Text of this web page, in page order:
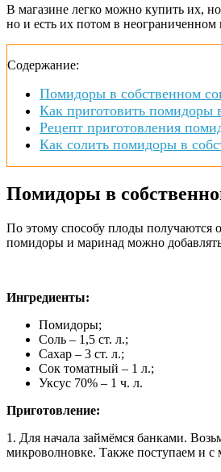
В магазине легко можно купить их,
но и есть их потом в
Содержание:
Помидоры в собственном
Как приготовить помидоры
Рецепт приготовления
Как солить помидоры в
Помидоры в
По этому способу плоды получаются
помидоры и маринад можно
Ингредиенты:
Помидоры;
Соль – 1,5 ст. л.;
Сахар – 3 ст. л.;
Сок томатный – 1 л.;
Уксус 70% – 1 ч. л.
Приготовление:
1. Для начала займёмся банками.
микроволновке. Также поступаем и